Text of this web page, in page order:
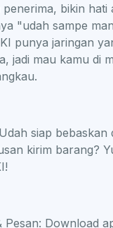
bikin hati
"udah sampe
punya jaringan
jadi mau kamu di
siap bebaskan
kirim barang?
Pesan: Download